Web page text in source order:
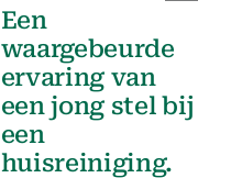
Een
waargebeurde
ervaring van
een jong stel bij
een
huisreiniging.